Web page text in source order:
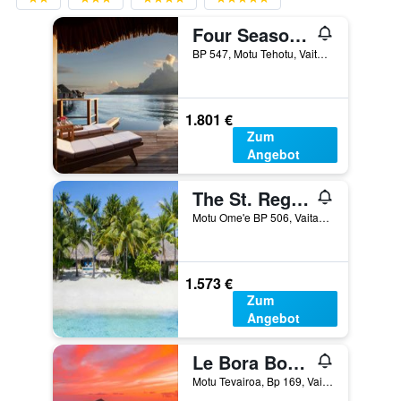
Four Seasons Resort Bora Bora
BP 547, Motu Tehotu, Vaitape, Französisch-Polynesien
1.801 €
Zum
Angebot
The St. Regis Bora Bora Resort
Motu Ome'e BP 506, Vaitape, Französisch-Polynesien
1.573 €
Zum
Angebot
Le Bora Bora by Pearl Resorts
Motu Tevairoa, Bp 169, Vaitape, Französisch-Polynesien